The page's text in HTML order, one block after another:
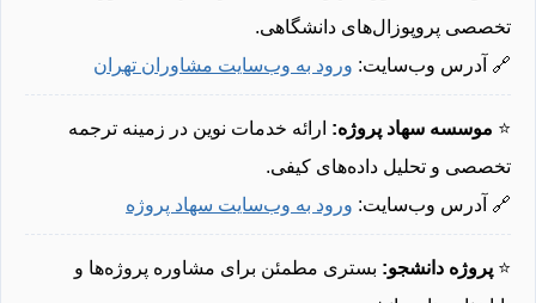
تخصصی پروپوزال‌های دانشگاهی.
🔗 آدرس وب‌سایت: ورود به وب‌سایت مشاوران تهران
⭐ موسسه سهاد پروژه: ارائه خدمات نوین در زمینه ترجمه
تخصصی و تحلیل داده‌های کیفی.
🔗 آدرس وب‌سایت: ورود به وب‌سایت سهاد پروژه
⭐ پروژه دانشجو: بستری مطمئن برای مشاوره پروژه‌ها و